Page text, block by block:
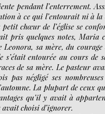
pendant l’enterrement.
à ce qui l’entourait ni à la
chœur de l’église se
pris quelques notes, Maria
sa mère, du
s’était entourée au cours de
de sa mère. Le pasteur
pas négligé ses
La plupart de ceux
qu’il y avait à
choisi d’ignorer.